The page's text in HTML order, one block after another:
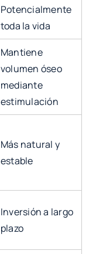
Potencialmente
toda la vida
Mantiene
volumen óseo
mediante
estimulación
Más natural y
estable
Inversión a largo
plazo